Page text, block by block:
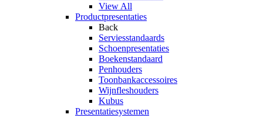
View All
Productpresentaties
Back
Serviesstandaards
Schoenpresentaties
Boekenstandaard
Penhouders
Toonbankaccessoires
Wijnfleshouders
Kubus
Presentatiesystemen